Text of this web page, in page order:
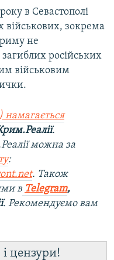
в Севастополі
військових, зокрема
не
загиблих російських
військовим
намагається
.
можна за
:
. Також
в Telegram,
. Рекомендуємо вам
цензури!